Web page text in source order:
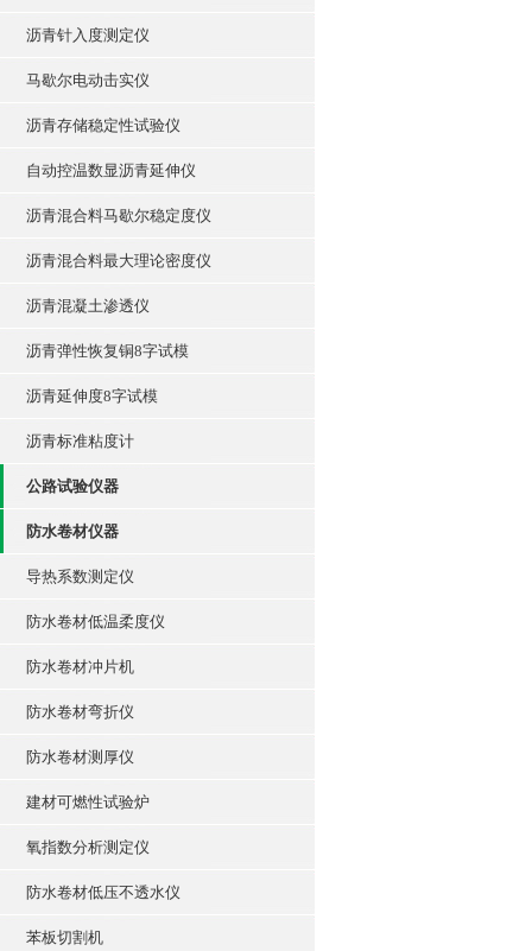
沥青针入度测定仪
马歇尔电动击实仪
沥青存储稳定性试验仪
自动控温数显沥青延伸仪
沥青混合料马歇尔稳定度仪
沥青混合料最大理论密度仪
沥青混凝土渗透仪
沥青弹性恢复铜8字试模
沥青延伸度8字试模
沥青标准粘度计
公路试验仪器
防水卷材仪器
导热系数测定仪
防水卷材低温柔度仪
防水卷材冲片机
防水卷材弯折仪
防水卷材测厚仪
建材可燃性试验炉
氧指数分析测定仪
防水卷材低压不透水仪
苯板切割机